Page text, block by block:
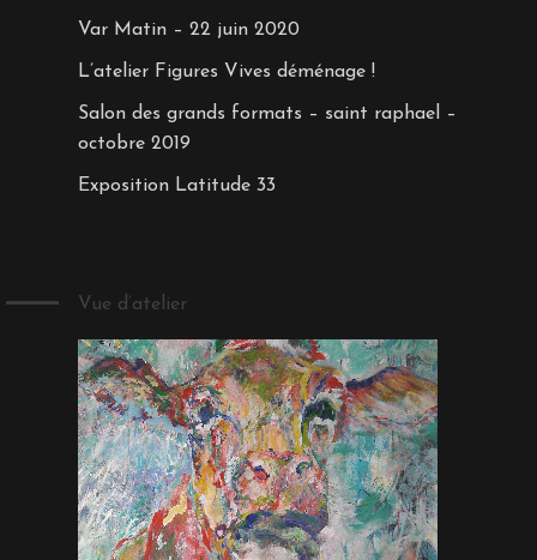
Var Matin – 22 juin 2020
L’atelier Figures Vives déménage !
Salon des grands formats – saint raphael –
octobre 2019
Exposition Latitude 33
Vue d’atelier